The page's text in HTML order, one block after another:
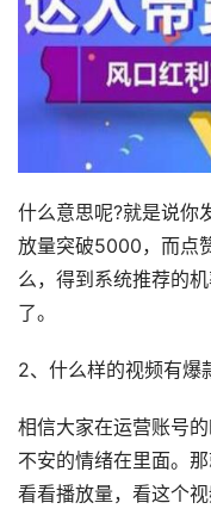
什么意思呢?就是说你
放量突破5000，而点
么，得到系统推荐的
了。
2、什么样的视频有爆
相信大家在运营账号
不安的情绪在里面。
看看播放量，看这个